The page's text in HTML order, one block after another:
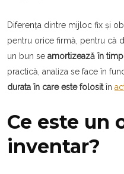
Diferența dintre mijloc fix și
pentru orice firmă, pentru că
un bun se amortizează în timp
practică, analiza se face în
durata în care este folositîn
Ce este un
inventar?